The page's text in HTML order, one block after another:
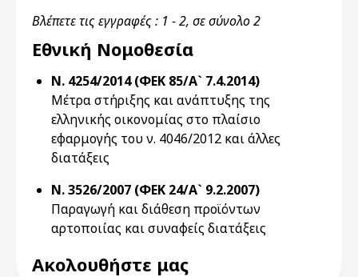
Βλέπετε τις εγγραφές : 1 - 2, σε σύνολο 2
Εθνική Νομοθεσία
Ν. 4254/2014 (ΦΕΚ 85/Α` 7.4.2014)
Μέτρα στήριξης και ανάπτυξης της
ελληνικής οικονομίας στο πλαίσιο
εφαρμογής του ν. 4046/2012 και άλλες
διατάξεις
Ν. 3526/2007 (ΦΕΚ 24/Α` 9.2.2007)
Παραγωγή και διάθεση προϊόντων
αρτοποιίας και συναφείς διατάξεις
Ακολουθήστε μας